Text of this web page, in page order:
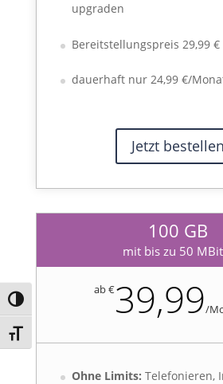
Umschalten auf hohe Kontraste
Schrift vergrößern
upgraden
Bereitstellungspreis 29,99 €
dauerhaft nur 24,99 €/
Jetzt bestellen
100 GB
mit bis zu 50
ab €39,99/
Ohne Limits: Telefonieren,